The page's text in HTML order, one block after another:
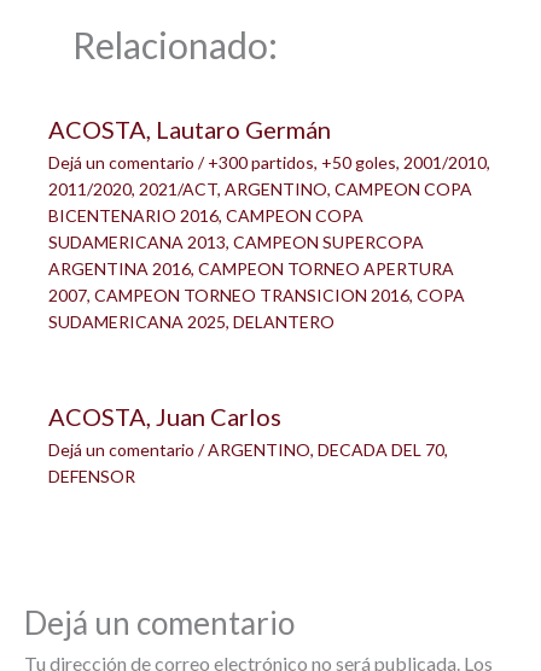
Relacionado:
ACOSTA, Lautaro Germán
Dejá un comentario /+300 partidos, +50 goles, 2001/2010,
2011/2020, 2021/ACT, ARGENTINO, CAMPEON COPA
BICENTENARIO 2016, CAMPEON COPA
SUDAMERICANA 2013, CAMPEON SUPERCOPA
ARGENTINA 2016, CAMPEON TORNEO APERTURA
2007, CAMPEON TORNEO TRANSICION 2016, COPA
SUDAMERICANA 2025, DELANTERO
ACOSTA, Juan Carlos
Dejá un comentario /ARGENTINO, DECADA DEL 70,
DEFENSOR
Dejá un comentario
Tu dirección de correo electrónico no será publicada. Los